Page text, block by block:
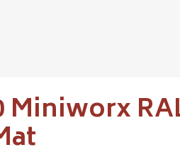
Miniworx